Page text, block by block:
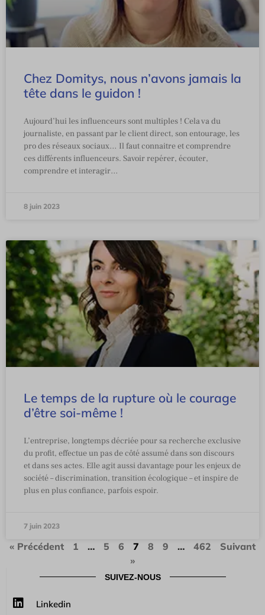
Chez Domitys, nous n’avons jamais la
tête dans le guidon !
Aujourd’hui les influenceurs sont multiples ! Cela va du
journaliste, en passant par le client direct, son entourage, les
pro des réseaux sociaux… Il faut connaitre et comprendre
ces différents influenceurs. Savoir repérer, écouter,
comprendre et interagir…
8 juin 2023
Le temps de la rupture où le courage
d’être soi-même !
L’entreprise, longtemps décriée pour sa recherche exclusive
du profit, effectue un pas de côté assumé dans son discours
et dans ses actes. Elle agit aussi davantage pour les enjeux de
société – discrimination, transition écologique – et inspire de
plus en plus confiance, parfois espoir.
7 juin 2023
« Précédent 1 … 5 6 7 8 9 … 462
Suivant
»
SUIVEZ-NOUS
Linkedin